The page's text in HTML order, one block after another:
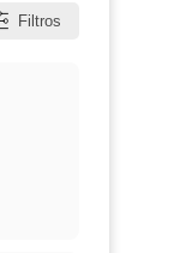
Filtros